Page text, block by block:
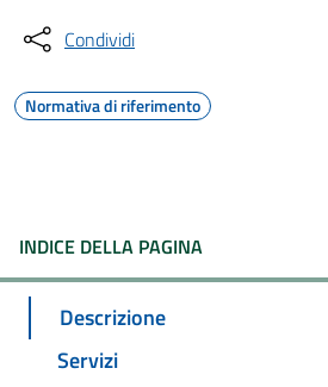
Condividi
Normativa di riferimento
INDICE DELLA PAGINA
Descrizione
Servizi